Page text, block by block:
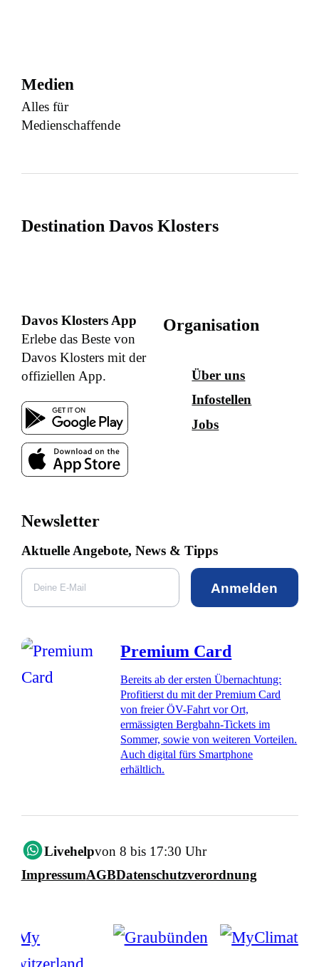
Medien
Alles für
Medienschaffende
Destination Davos Klosters
Davos Klosters App
Erlebe das Beste von
Davos Klosters mit der
offiziellen App.
Organisation
Über uns
Infostellen
Jobs
Newsletter
Aktuelle Angebote, News & Tipps
Anmelden
Premium Card
Bereits ab der ersten Übernachtung:
Profitierst du mit der Premium Card
von freier ÖV-Fahrt vor Ort,
ermässigten Bergbahn-Tickets im
Sommer, sowie von weiteren Vorteilen.
Auch digital fürs Smartphone
erhältlich.
Livehelpvon 8 bis 17:30 Uhr
ImpressumAGBDatenschutzverordnung